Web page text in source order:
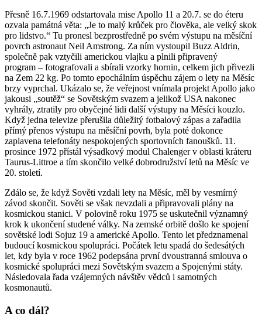
Přesně 16.7.1969 odstartovala mise Apollo 11 a 20.7. se do éteru
ozvala památná věta: „Je to malý krůček pro člověka, ale velký skok
pro lidstvo.“ Tu pronesl bezprostředně po svém výstupu na měsíční
povrch astronaut Neil Amstrong. Za ním vystoupil Buzz Aldrin,
společně pak vztyčili americkou vlajku a plnili připravený
program – fotografovali a sbírali vzorky hornin, celkem jich přivezli
na Zem 22 kg. Po tomto epochálním úspěchu zájem o lety na Měsíc
brzy vyprchal. Ukázalo se, že veřejnost vnímala projekt Apollo jako
jakousi „soutěž“ se Sovětským svazem a jelikož USA nakonec
vyhrály, ztratily pro obyčejné lidi další výstupy na Měsíci kouzlo.
Když jedna televize přerušila důležitý fotbalový zápas a zařadila
přímý přenos výstupu na měsíční povrh, byla poté dokonce
zaplavena telefonáty nespokojených sportovních fanoušků. 11.
prosince 1972 přístál výsadkový modul Chalenger v oblasti kráteru
Taurus-Littroe a tím skončilo velké dobrodružství letů na Měsíc ve
20. století.
Zdálo se, že když Sověti vzdali lety na Měsíc, měl by vesmírný
závod skončit. Sověti se však nevzdali a připravovali plány na
kosmickou stanici. V polovině roku 1975 se uskutečnil významný
krok k ukončení studené války. Na zemské orbitě došlo ke spojení
sovětské lodi Sojuz 19 a americké Apollo. Tento let předznamenal
budoucí kosmickou spolupráci. Počátek letu spadá do šedesátých
let, kdy byla v roce 1962 podepsána první dvoustranná smlouva o
kosmické spolupráci mezi Sovětským svazem a Spojenými státy.
Následovala řada vzájemných návštěv vědců i samotných
kosmonautů.
A co dál?